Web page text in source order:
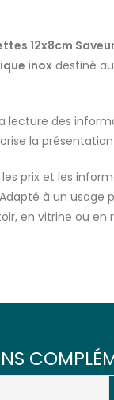
12x8cm
inox destiné
lecture des
la
prix et les
à un usage
en vitrine ou en